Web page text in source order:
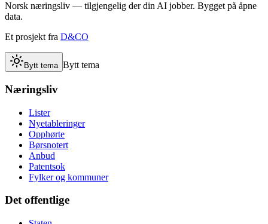
Norsk næringsliv — tilgjengelig der din AI jobber. Bygget på åpne
data.
Et prosjekt fra D&CO
Bytt tema Bytt tema
Næringsliv
Lister
Nyetableringer
Opphørte
Børsnotert
Anbud
Patentsok
Fylker og kommuner
Det offentlige